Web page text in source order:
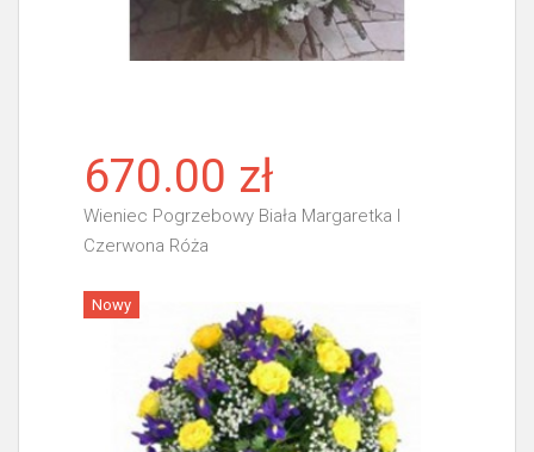
670.00 zł
Wieniec Pogrzebowy Biała Margaretka I
Czerwona Róża
Więcej
Nowy